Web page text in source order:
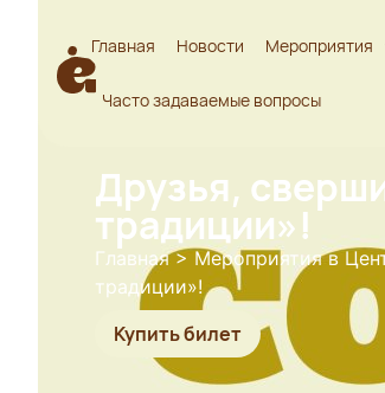
Главная Новости Мероприятия
Часто задаваемые вопросы
Друзья,
традиции»!
Главная> Мероприятия в
традиции»!
Купить билет